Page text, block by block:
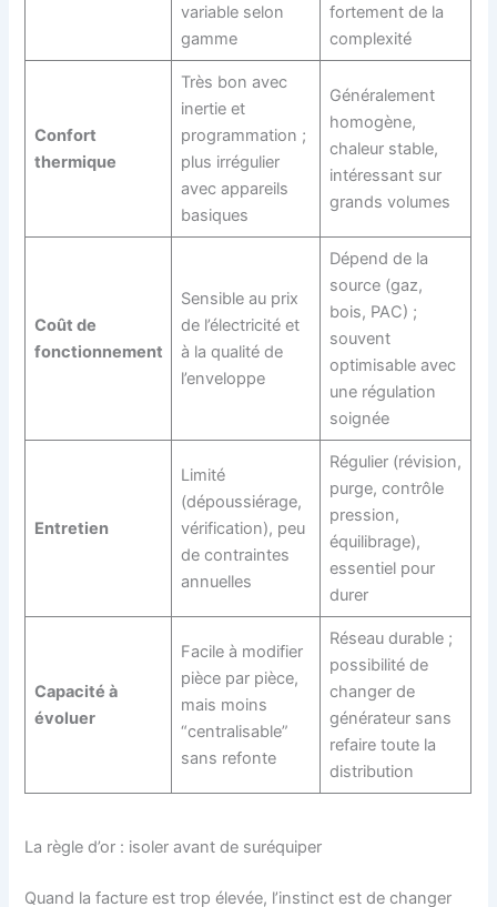
variable selon
gamme
fortement de la
complexité
Confort
thermique
Très bon avec
inertie et
programmation ;
plus irrégulier
avec appareils
basiques
Généralement
homogène,
chaleur stable,
intéressant sur
grands volumes
Coût de
fonctionnement
Sensible au prix
de l’électricité et
à la qualité de
l’enveloppe
Dépend de la
source (gaz,
bois, PAC) ;
souvent
optimisable avec
une régulation
soignée
Entretien
Limité
(dépoussiérage,
vérification), peu
de contraintes
annuelles
Régulier (révision,
purge, contrôle
pression,
équilibrage),
essentiel pour
durer
Capacité à
évoluer
Facile à modifier
pièce par pièce,
mais moins
“centralisable”
sans refonte
Réseau durable ;
possibilité de
changer de
générateur sans
refaire toute la
distribution
La règle d’or : isoler avant de suréquiper
Quand la facture est trop élevée, l’instinct est de changer